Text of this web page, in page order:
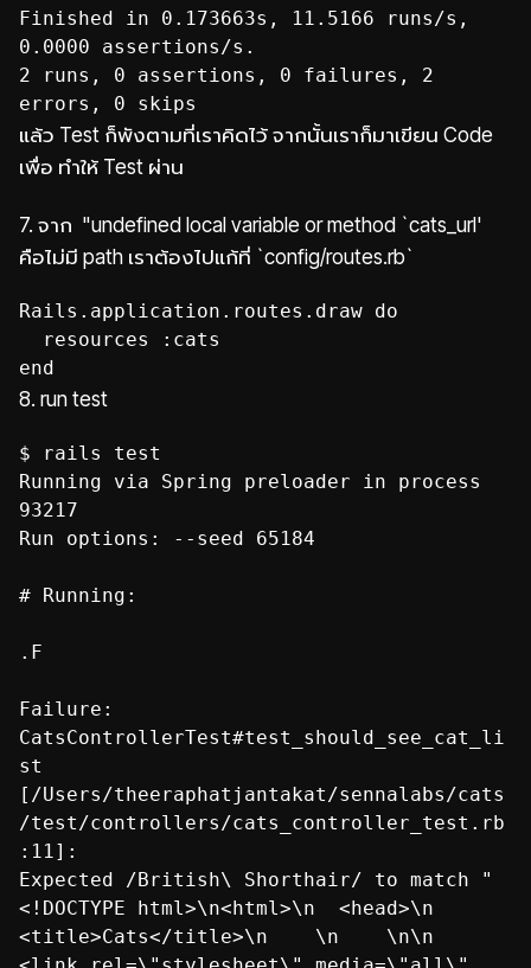
Finished in 0.173663s, 11.5166 runs/s,
0.0000 assertions/s.
2 runs, 0 assertions, 0 failures, 2
errors, 0 skips
แล้ว Test ก็พังตามที่เราคิดไว้ จากนั้นเราก็มาเขียน Code
เพื่อ ทำให้ Test ผ่าน
7. จาก "undefined local variable or method `cats_url'
คือไม่มี path เราต้องไปแก้ที่ `config/routes.rb`
Rails.application.routes.draw do
resources :cats
end
8. run test
$ rails test
Running via Spring preloader in process
93217
Run options: --seed 65184
# Running:
.F
Failure:
CatsControllerTest#test_should_see_cat_li
st
[/Users/theeraphatjantakat/sennalabs/cats
/test/controllers/cats_controller_test.rb
:11]:
Expected /British\ Shorthair/ to match "
<!DOCTYPE html>\n<html>\n <head>\n
<title>Cats</title>\n \n \n\n